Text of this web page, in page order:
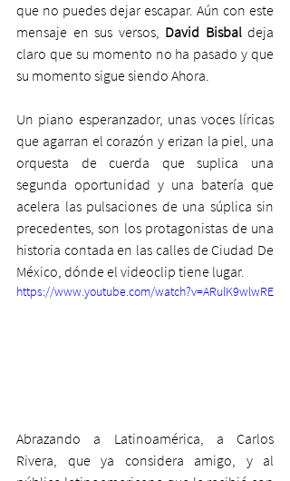
que no puedes dejar escapar. Aún con este
mensaje en sus versos, David Bisbal deja
claro que su momento no ha pasado y que
su momento sigue siendo Ahora.
Un piano esperanzador, unas voces líricas
que agarran el corazón y erizan la piel, una
orquesta de cuerda que suplica una
segunda oportunidad y una batería que
acelera las pulsaciones de una súplica sin
precedentes, son los protagonistas de una
historia contada en las calles de Ciudad De
México, dónde el videoclip tiene lugar.
https://www.youtube.com/watch?v=ARulK9wlwRE
Abrazando a Latinoamérica, a Carlos
Rivera, que ya considera amigo, y al